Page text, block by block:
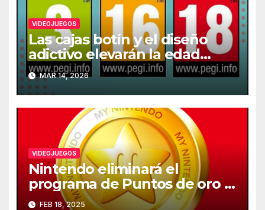
VIDEOJUEGOS
Las cajas botín y el diseño
adictivo elevarán la edad
recomendada de los
videojuegos en Europa
MAR 14, 2026
VIDEOJUEGOS
Nintendo eliminará el
programa de Puntos de oro el
25 de marzo
FEB 18, 2025